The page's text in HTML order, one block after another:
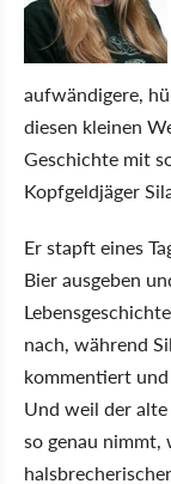
aufwändigere,
diesen kleinen
Geschichte mit
Kopfgeldjäger
Er stapft eines
Bier ausgeben
nach, während
kommentiert
Und weil der
so genau